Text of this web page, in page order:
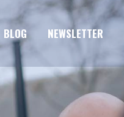
BLOG NEWSLETTER